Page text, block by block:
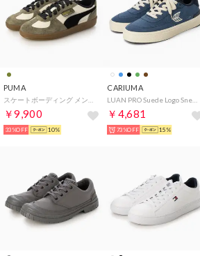
PUMA
￥9,900
33%OFF 10%
CARIUMA
￥4,681
73%OFF 15%